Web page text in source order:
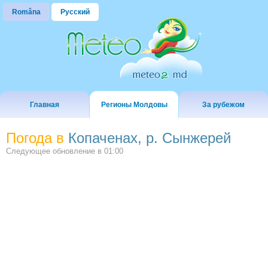
Româna Русский
Главная Регионы Молдовы За рубежом
Погода в Копаченах, р. Сынжерей
Следующее обновление в 01:00